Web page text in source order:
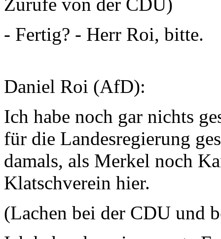
- Fertig? - Herr Roi, bitte.
Daniel Roi (AfD):
Ich habe noch gar nichts
für die Landesregierung
damals, als Merkel noch
Klatschverein hier.
(Lachen bei der CDU und